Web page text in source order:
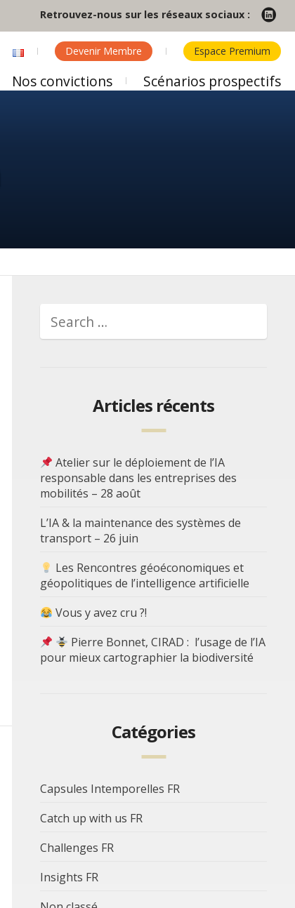
Retrouvez-nous sur les réseaux sociaux :
Devenir Membre Espace Premium
Nos convictions Scénarios prospectifs
Articles récents
Atelier sur le déploiement de l’IA
responsable dans les entreprises des
mobilités – 28 août
L’IA & la maintenance des systèmes de
transport – 26 juin
Les Rencontres géoéconomiques et
géopolitiques de l’intelligence artificielle
Vous y avez cru ?!
Pierre Bonnet, CIRAD : l’usage de l’IA
pour mieux cartographier la biodiversité
Catégories
Capsules Intemporelles FR
Catch up with us FR
Challenges FR
Insights FR